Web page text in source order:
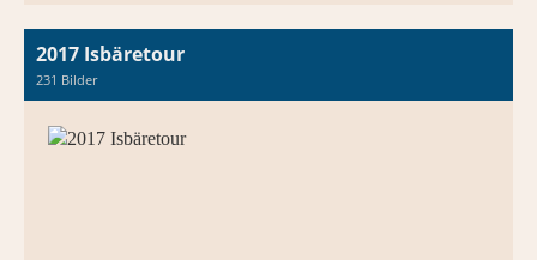
2017 Isbäretour
231 Bilder